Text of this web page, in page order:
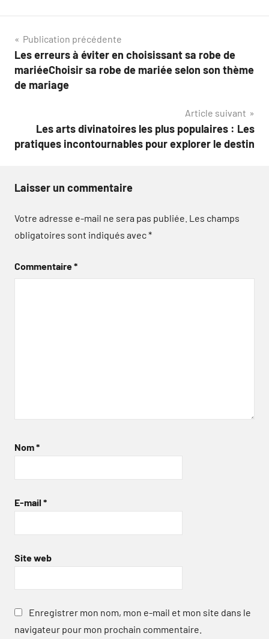
Navigation
de
l’article
Publication précédente
Les erreurs à éviter en choisissant sa robe de
mariéeChoisir sa robe de mariée selon son thème
de mariage
Article suivant
Les arts divinatoires les plus populaires : Les
pratiques incontournables pour explorer le destin
Laisser un commentaire
Votre adresse e-mail ne sera pas publiée. Les champs
obligatoires sont indiqués avec*
Commentaire*
Nom*
E-mail *
Site web
Enregistrer mon nom, mon e-mail et mon site dans le
navigateur pour mon prochain commentaire.